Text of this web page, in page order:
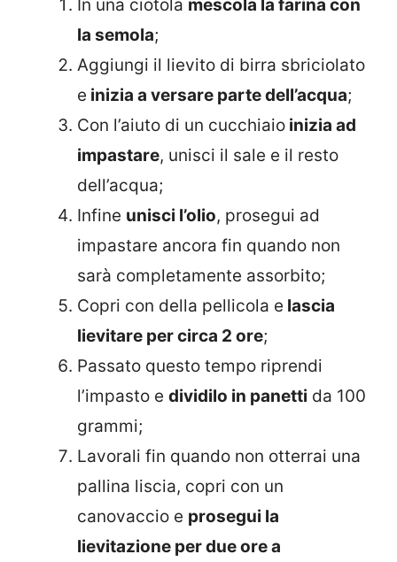
In una ciotola mescola la farina con
la semola;
Aggiungi il lievito di birra sbriciolato
e inizia a versare parte dell’acqua;
Con l’aiuto di un cucchiaio inizia ad
impastare, unisci il sale e il resto
dell’acqua;
Infine unisci l’olio, prosegui ad
impastare ancora fin quando non
sarà completamente assorbito;
Copri con della pellicola e lascia
lievitare per circa 2 ore;
Passato questo tempo riprendi
l’impasto e dividilo in panetti da 100
grammi;
Lavorali fin quando non otterrai una
pallina liscia, copri con un
canovaccio e prosegui la
lievitazione per due ore a